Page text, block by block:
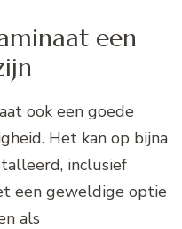
een
ook een goede
Het kan op bijna
inclusief
een geweldige optie
als